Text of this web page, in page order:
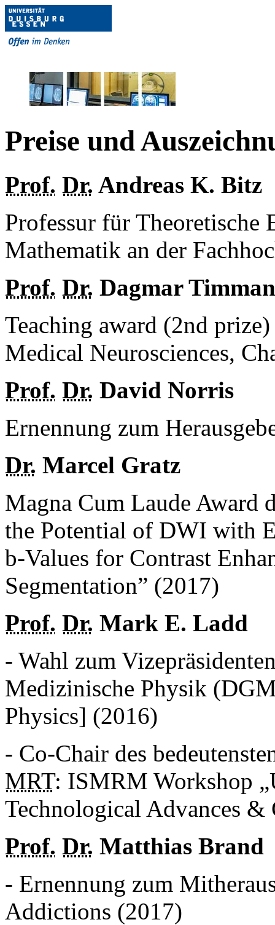
Preise und
Prof. Dr. Andreas K. Bitz
Professur für Theoretische
Mathematik an der
Prof. Dr. Dagmar
Teaching award (2nd
Medical Neurosciences,
Prof. Dr. David Norris
Ernennung zum
Dr. Marcel Gratz
Magna Cum Laude Award
the Potential of DWI with
b-Values for Contrast
Segmentation” (2017)
Prof. Dr. Mark E. Ladd
- Wahl zum
Medizinische Physik
Physics] (2016)
- Co-Chair des
MRT: ISMRM Workshop
Technological Advances
Prof. Dr. Matthias Brand
- Ernennung zum
Addictions (2017)